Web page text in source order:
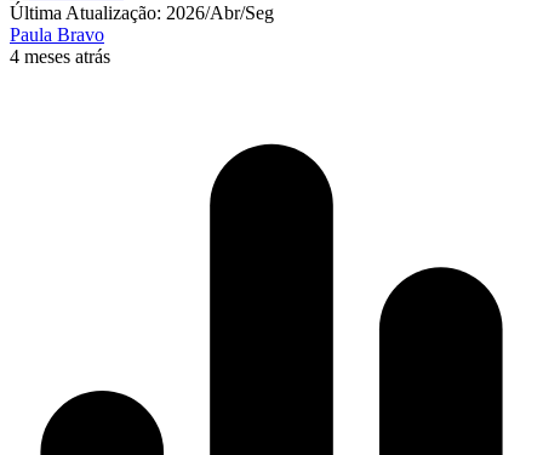
Última Atualização: 2026/Abr/Seg
Paula Bravo
4 meses atrás